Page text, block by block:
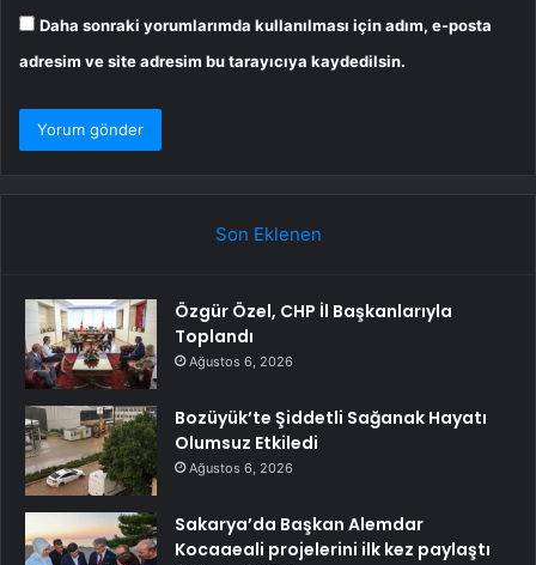
Daha sonraki yorumlarımda kullanılması için adım, e-posta
adresim ve site adresim bu tarayıcıya kaydedilsin.
Son Eklenen
Özgür Özel, CHP İl Başkanlarıyla
Toplandı
Ağustos 6, 2026
Bozüyük’te Şiddetli Sağanak Hayatı
Olumsuz Etkiledi
Ağustos 6, 2026
Sakarya’da Başkan Alemdar
Kocaaeali projelerini ilk kez paylaştı